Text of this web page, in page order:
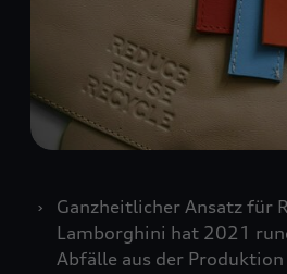
Ganzheitlicher Ansatz für
Lamborghini hat 2021
Abfälle aus der